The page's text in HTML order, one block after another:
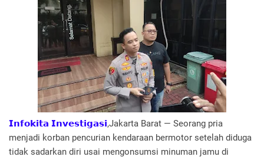
𝗜𝗻𝗳𝗼𝗸𝗶𝘁𝗮 𝗜𝗻𝘃𝗲𝘀𝘁𝗶𝗴𝗮𝘀𝗶,Jakarta Barat — Seorang pria
menjadi korban pencurian kendaraan bermotor setelah diduga
tidak sadarkan diri usai mengonsumsi minuman jamu di